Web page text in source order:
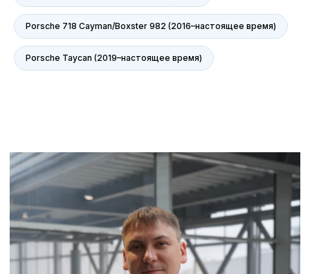
Porsche 718 Cayman/Boxster 982 (2016–настоящее время)
Porsche Taycan (2019–настоящее время)
Порше центр на карте Воронежа — Яндекс Карты